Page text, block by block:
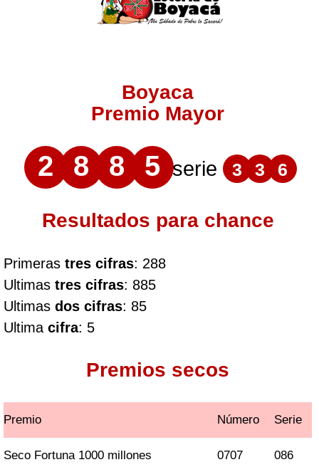
Boyaca
Premio Mayor
2 8 8 5 serie 3 3 6
Resultados para chance
Primeras tres cifras: 288
Ultimas tres cifras: 885
Ultimas dos cifras: 85
Ultima cifra: 5
Premios secos
Premio Número Serie
Seco Fortuna 1000 millones 0707 086